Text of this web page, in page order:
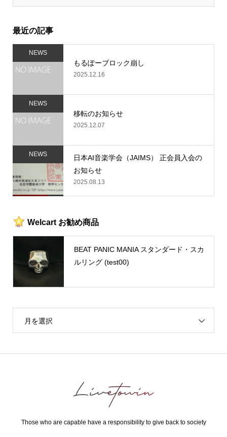
最近の記事
もるぽーブロック崩し
2025.12.16
NEWS
移転のお知らせ
2025.12.07
NEWS
日本AI音楽学会（JAIMS） 正会員入会の
お知らせ
2025.08.13
NEWS
Welcart お勧め商品
BEAT PANIC MANIA スタンダード・スカ
ルリング (test00)
月を選択
Those who are capable have a responsibility to give back to society